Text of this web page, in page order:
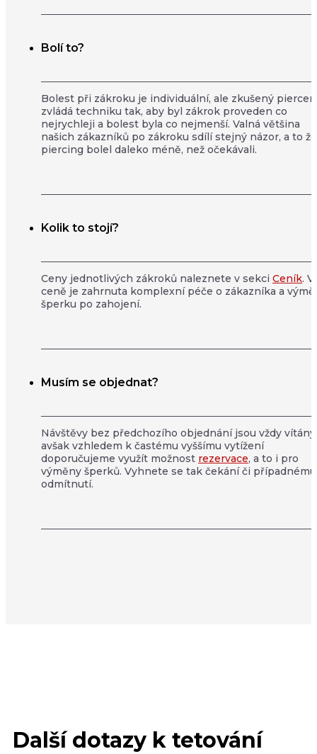
Bolí to?
Bolest při zákroku je individuální, ale zkušený piercer
zvládá techniku tak, aby byl zákrok proveden co
nejrychleji a bolest byla co nejmenší. Valná většina
našich zákazníků po zákroku sdílí stejný názor, a to
piercing bolel daleko méně, než očekávali.
Kolik to stojí?
Ceny jednotlivých zákroků naleznete v sekci Ceník. V
ceně je zahrnuta komplexní péče o zákazníka a
šperku po zahojení.
Musím se objednat?
Návštěvy bez předchozího objednání jsou vždy vítány,
avšak vzhledem k častému vyššímu vytížení
doporučujeme využít možnost rezervace, a to i pro
výměny šperků. Vyhnete se tak čekání či případnému
odmítnutí.
Další dotazy k tetování